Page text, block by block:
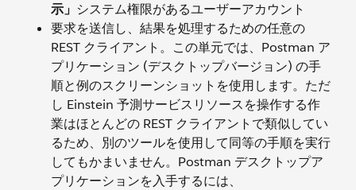
示」 システム権限があるユーザーアカウント
要求を送信し、結果を処理するための任意の
REST クライアント。この単元では、Postman ア
プリケーション (デスクトップバージョン) の手
順と例のスクリーンショットを使用します。ただ
し Einstein 予測サービスリソースを操作する作
業はほとんどの REST クライアントで類似してい
るため、別のツールを使用して同等の手順を実行
してもかまいません。Postman デスクトップア
プリケーションを入手するには、